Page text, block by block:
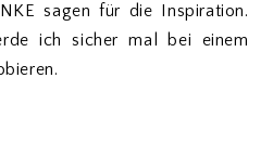
sagen für die Inspiration.
ich sicher mal bei einem